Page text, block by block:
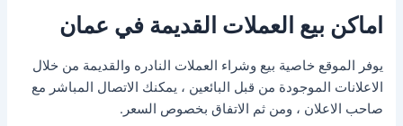
اماكن بيع العملات القديمة في عمان
يوفر الموقع خاصية بيع وشراء العملات النادره والقديمة من خلال
الاعلانات الموجودة من قبل البائعين ، يمكنك الاتصال المباشر مع
صاحب الاعلان ، ومن ثم الاتفاق بخصوص السعر.